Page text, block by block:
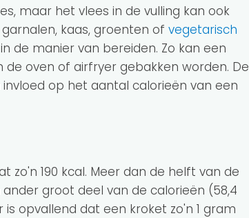
maar het vlees in de vulling kan ook
kaas, groenten of vegetarisch
de manier van bereiden. Zo kan een
oven of airfryer gebakken worden. De
op het aantal calorieën van een
zo'n 190 kcal. Meer dan de helft van de
groot deel van de calorieën (58,4
opvallend dat een kroket zo'n 1 gram